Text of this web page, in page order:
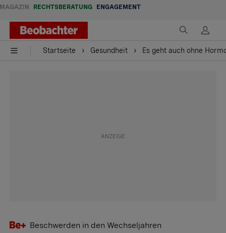
MAGAZIN RECHTSBERATUNG ENGAGEMENT
Startseite Gesundheit Es geht auch ohne
Beschwerden in den Wechseljahren